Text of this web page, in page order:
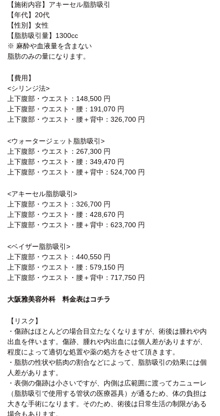
【施術内容】アキーセル脂肪吸引
【年代】20代
【性別】女性
【脂肪吸引量】1300cc
※ 麻酔や血液量を含まない
脂肪のみの量になります。
【費用】
<シリンジ法>
上下腹部・ウエスト：148,500 円
上下腹部・ウエスト・腰：191,070 円
上下腹部・ウエスト・腰＋背中：326,700 円
<ウォータージェット脂肪吸引>
上下腹部・ウエスト：267,300 円
上下腹部・ウエスト・腰：349,470 円
上下腹部・ウエスト・腰＋背中：524,700 円
<アキーセル脂肪吸引>
上下腹部・ウエスト：326,700 円
上下腹部・ウエスト・腰：428,670 円
上下腹部・ウエスト・腰＋背中：623,700 円
<ベイザー脂肪吸引>
上下腹部・ウエスト：440,550 円
上下腹部・ウエスト・腰：579,150 円
上下腹部・ウエスト・腰＋背中：717,750 円
大阪雅美容外科 料金表はコチラ
【リスク】
・傷跡はほとんどの場合目立たなくなりますが、術後は腫れや内
出血を伴います。傷跡、腫れや内出血には個人差がありますが、
程度によって適切な処置や薬の処方をさせて頂きます。
・脂肪の性状や筋肉の割合などによって、脂肪吸引の効果には個
人差があります。
・表側の傷跡は小さいですが、内側は広範囲に渡ってカニューレ
（脂肪吸引で使用する管状の医療器具）が通るため、体の負担は
大きな手術になります。そのため、術後は日常生活の制限がある
場合もあります。